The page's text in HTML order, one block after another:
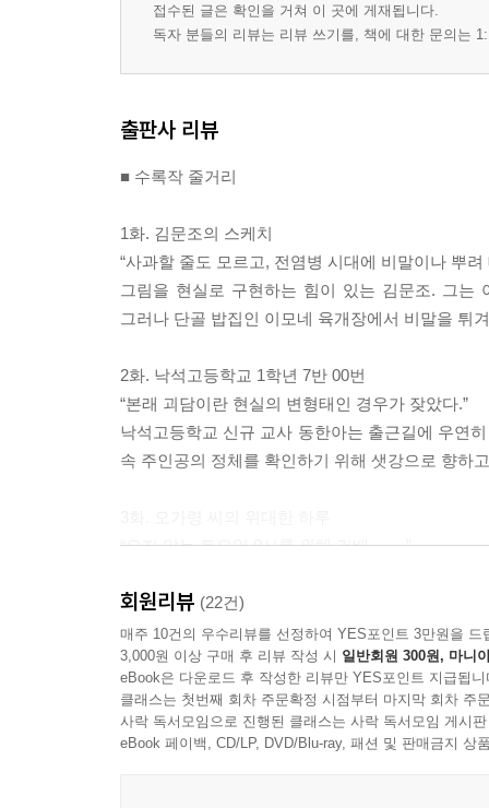
접수된 글은 확인을 거쳐 이 곳에 게재됩니다.
독자 분들의 리뷰는 리뷰 쓰기를, 책에 대한 문의는
출판사 리뷰
■ 수록작 줄거리
1화. 김문조의 스케치
“사과할 줄도 모르고, 전염병 시대에 비말이나 뿌
그림을 현실로 구현하는 힘이 있는 김문조. 그
그러나 단골 밥집인 이모네 육개장에서 비말을 튀
2화. 낙석고등학교 1학년 7반 00번
“본래 괴담이란 현실의 변형태인 경우가 잦았다.”
낙석고등학교 신규 교사 동한아는 출근길에 우연
속 주인공의 정체를 확인하기 위해 샛강으로 향하
“오지 않는 토요일 0시를 위해 건배…….”
평소처럼 장을 보고 주말만 기다린다. 그러나 토
4화. 그것의 이름
“무서운 게 자꾸 따라와.”
코로나로 빚을 지고 식당 문을 닫은 아빠는 도움
뒤로 ‘그것’이 다가온다. 아빠의 옷을 입고 모자를
회원리뷰 (22건)
매주 10건의 우수리뷰를 선정하여 YES포인트 3만원을 드
3,000원 이상 구매 후 리뷰 작성 시 일반회원 300원, 마니
eBook은 다운로드 후 작성한 리뷰만 YES포인트 지급됩니
클래스는 첫번째 회차 주문확정 시점부터 마지막 회차 주
사락 독서모임으로 진행된 클래스는 사락 독서모임 게시
eBook 페이백, CD/LP, DVD/Blu-ray, 패션 및 판매금지 상